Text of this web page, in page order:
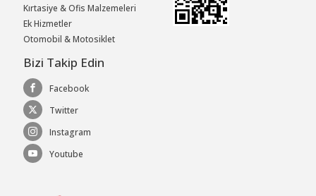
Kırtasiye & Ofis Malzemeleri
Ek Hizmetler
Otomobil & Motosiklet
Bizi Takip Edin
Facebook
Twitter
Instagram
Youtube